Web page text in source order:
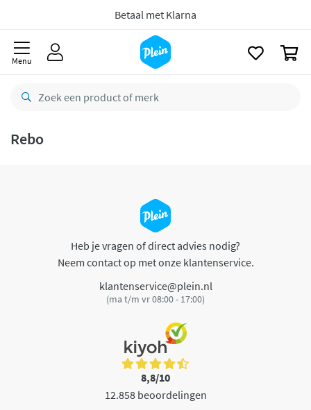
Betaal met Klarna
Menu
Rebo
Heb je vragen of direct advies nodig?
Neem contact op met onze klantenservice.
klantenservice@plein.nl
(ma t/m vr 08:00 - 17:00)
8,8/10
12.858 beoordelingen